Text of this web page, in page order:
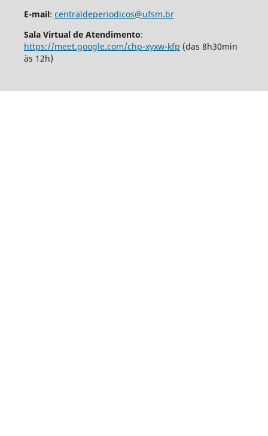
E-mail: centraldeperiodicos@ufsm.br
Sala Virtual de Atendimento:
https://meet.google.com/chp-xyxw-kfp (das 8h30min
às 12h)